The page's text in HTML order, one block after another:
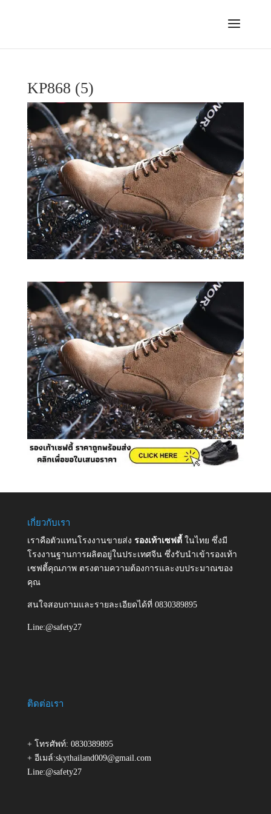
KP868 (5)
เกี่ยวกับเรา
เราคือตัวแทนโรงงานขายส่ง รองเท้าเซฟตี้ ในไทย ซึ่งมี
โรงงานฐานการผลิตอยู่ในประเทศจีน ซึ่งรับนำเข้ารองเท้า
เซฟตี้คุณภาพ ตรงตามความต้องการและงบประมาณของ
คุณ
สนใจสอบถามและรายละเอียดได้ที่ 0830389895
Line:@safety27
ติดต่อเรา
+ โทรศัพท์: 0830389895
+ อีเมล์:skythailand009@gmail.com
Line:@safety27